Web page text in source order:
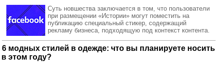
Суть новшества заключается в том, что пользователи
при размещении «Истории» могут поместить на
публикацию специальный стикер, содержащий
рекламу бизнеса, подходящую под контекст контента.
6 модных стилей в одежде: что вы планируете носить
в этом году?